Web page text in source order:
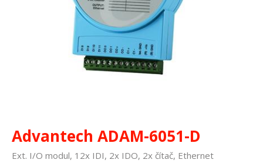
Advantech ADAM-6051-D
Ext. I/O modul, 12x IDI, 2x IDO, 2x čítač, Ethernet